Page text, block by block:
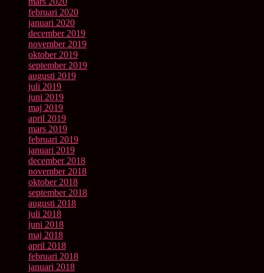
februari 2020
januari 2020
december 2019
november 2019
oktober 2019
september 2019
augusti 2019
juli 2019
juni 2019
maj 2019
april 2019
mars 2019
februari 2019
januari 2019
december 2018
november 2018
oktober 2018
september 2018
augusti 2018
juli 2018
juni 2018
maj 2018
april 2018
februari 2018
januari 2018